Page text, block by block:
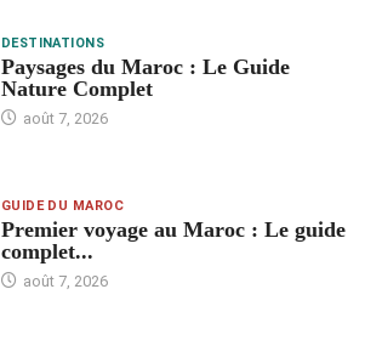
DESTINATIONS
Paysages du Maroc : Le Guide
Nature Complet
août 7, 2026
GUIDE DU MAROC
Premier voyage au Maroc : Le guide
complet...
août 7, 2026